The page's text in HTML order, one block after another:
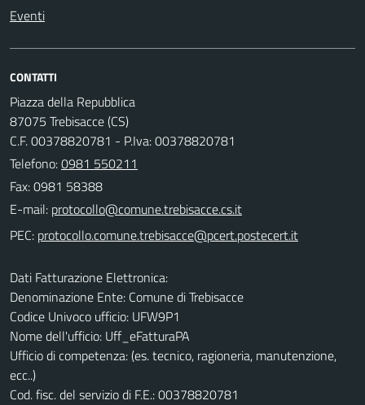
Eventi
CONTATTI
Piazza della Repubblica
87075 Trebisacce (CS)
C.F. 00378820781 - P.Iva: 00378820781
Telefono:0981 550211
Fax: 0981 58388
E-mail:
PEC:
Dati Fatturazione Elettronica:
Denominazione Ente: Comune di Trebisacce
Codice Univoco ufficio: UFW9P1
Nome dell'ufficio: Uff_eFatturaPA
Ufficio di competenza: (es. tecnico, ragioneria, manutenzione,
ecc..)
Cod. fisc. del servizio di F.E.: 00378820781